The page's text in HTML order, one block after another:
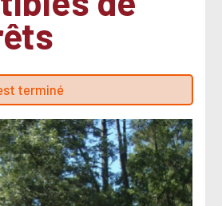
terminé